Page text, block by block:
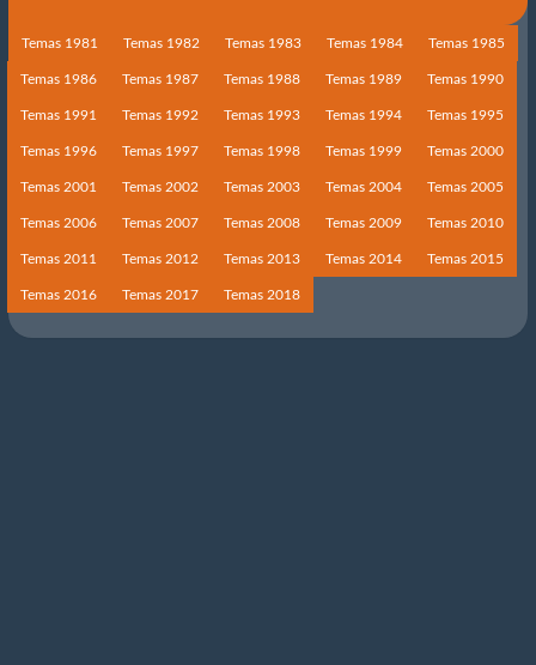
Temas 1981 Temas 1982 Temas 1983 Temas 1984 Temas 1985
Temas 1986 Temas 1987 Temas 1988 Temas 1989 Temas 1990
Temas 1991 Temas 1992 Temas 1993 Temas 1994 Temas 1995
Temas 1996 Temas 1997 Temas 1998 Temas 1999 Temas 2000
Temas 2001 Temas 2002 Temas 2003 Temas 2004 Temas 2005
Temas 2006 Temas 2007 Temas 2008 Temas 2009 Temas 2010
Temas 2011 Temas 2012 Temas 2013 Temas 2014 Temas 2015
Temas 2016 Temas 2017 Temas 2018